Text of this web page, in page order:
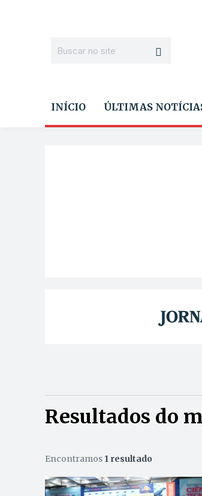
INÍCIO ÚLTIMAS
Resultados do
Encontramos 1 resultado